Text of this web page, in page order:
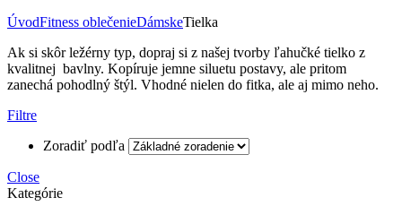
ÚvodFitness oblečenieDámskeTielka
Ak si skôr ležérny typ, dopraj si z našej tvorby ľahučké tielko z
kvalitnej bavlny. Kopíruje jemne siluetu postavy, ale pritom
zanechá pohodlný štýl. Vhodné nielen do fitka, ale aj mimo neho.
Filtre
Zoradiť podľa
Close
Kategórie